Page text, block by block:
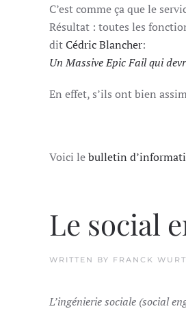
C’est comme ça que le
Résultat : toutes les
ditCédric Blancher:
Un Massive Epic Fail qui
En effet, s’ils ont bien
Voici lebulletin
Le social
WRITTEN BY FRANCK
L’ingénierie sociale (social